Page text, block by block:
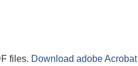
files. Download adobe Acrobat